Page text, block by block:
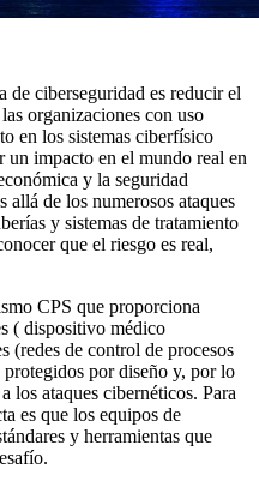
de ciberseguridad es reducir el
organizaciones con uso
en los sistemas ciberfísico
un impacto en el mundo real en
y la seguridad
allá de los numerosos ataques
y sistemas de tratamiento
que el riesgo es real,
CPS que proporciona
( dispositivo médico
(redes de control de procesos
por diseño y, por lo
los ataques cibernéticos. Para
es que los equipos de
y herramientas que